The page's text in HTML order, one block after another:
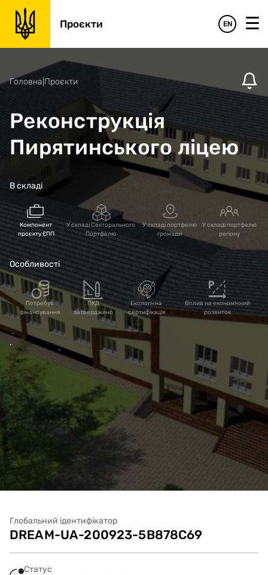
Проєкти EN
Головна Проєкти
Реконструкція
Пирятинського ліцею
В складі
Компонент
проєкту ЄПП
У складі Секторального
Портфелю
У складі портфелю
громади
У складі портфелю
регіону
Особливості
Потребує
фінансування
ПКД
затверджено
Екологічна
сертифікація
Вплив на економічний
розвиток
.
Глобальний ідентифікатор
DREAM-UA-200923-5B878C69
Статус